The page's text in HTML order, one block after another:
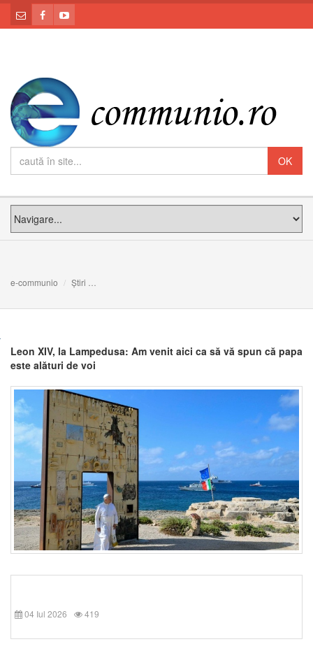
e-communio Știri
Leon XIV, la Lampedusa: Am venit aici ca să vă spun că papa
este alături de voi
04 Iul 2026 419